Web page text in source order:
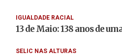
IGUALDADE RACIAL
13 de Maio: 138 anos de
SELIC NAS ALTURAS